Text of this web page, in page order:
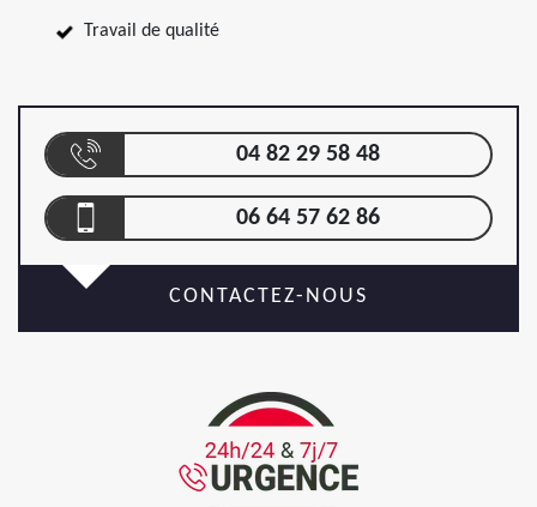
Travail de qualité
04 82 29 58 48
06 64 57 62 86
CONTACTEZ-NOUS